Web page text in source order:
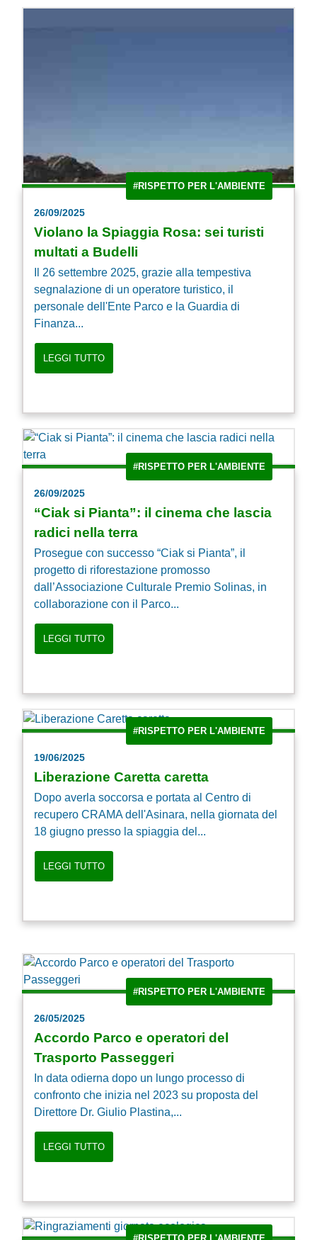
#RISPETTO PER L'AMBIENTE
26/09/2025
Violano la Spiaggia Rosa: sei turisti
multati a Budelli
Il 26 settembre 2025, grazie alla tempestiva
segnalazione di un operatore turistico, il
personale dell'Ente Parco e la Guardia di
Finanza...
LEGGI TUTTO
#RISPETTO PER L'AMBIENTE
26/09/2025
“Ciak si Pianta”: il cinema che lascia
radici nella terra
Prosegue con successo “Ciak si Pianta”, il
progetto di riforestazione promosso
dall’Associazione Culturale Premio Solinas, in
collaborazione con il Parco...
LEGGI TUTTO
#RISPETTO PER L'AMBIENTE
19/06/2025
Liberazione Caretta caretta
Dopo averla soccorsa e portata al Centro di
recupero CRAMA dell'Asinara, nella giornata del
18 giugno presso la spiaggia del...
LEGGI TUTTO
#RISPETTO PER L'AMBIENTE
26/05/2025
Accordo Parco e operatori del
Trasporto Passeggeri
In data odierna dopo un lungo processo di
confronto che inizia nel 2023 su proposta del
Direttore Dr. Giulio Plastina,...
LEGGI TUTTO